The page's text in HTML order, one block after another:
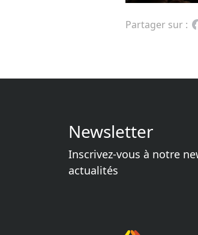
Partager sur :
Newsletter
Inscrivez-vous à notre
actualités